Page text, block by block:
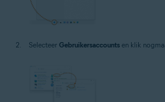
Selecteer Gebruikersaccounts en klik